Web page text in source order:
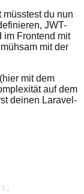
müsstest du nun
JWT-
im Frontend mit
mit der
mit dem
auf dem
deinen Laravel-
;